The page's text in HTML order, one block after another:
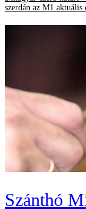
szerdán az M1 aktuális
Szánthó